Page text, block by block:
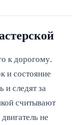
к дорогому.
и состояние
и следят за
считывают
не